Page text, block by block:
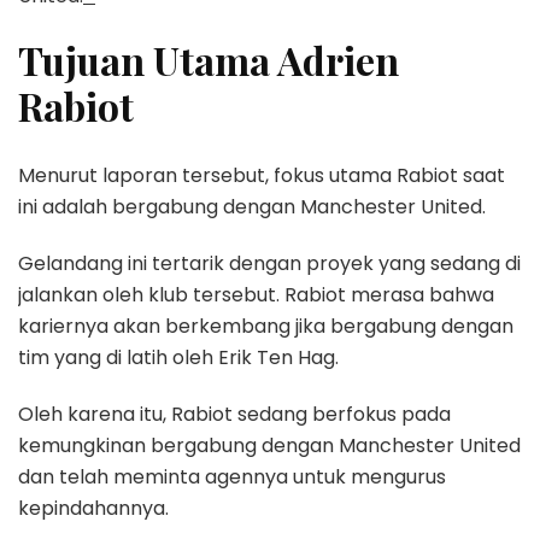
Tujuan Utama Adrien
Rabiot
Menurut laporan tersebut, fokus utama Rabiot saat
ini adalah bergabung dengan Manchester United.
Gelandang ini tertarik dengan proyek yang sedang di
jalankan oleh klub tersebut. Rabiot merasa bahwa
kariernya akan berkembang jika bergabung dengan
tim yang di latih oleh Erik Ten Hag.
Oleh karena itu, Rabiot sedang berfokus pada
kemungkinan bergabung dengan Manchester United
dan telah meminta agennya untuk mengurus
kepindahannya.